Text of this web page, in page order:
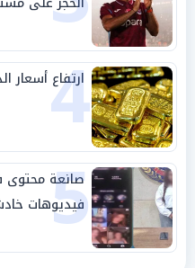
4
ارتفاع
5
صانعة محتوى
فيديوهات